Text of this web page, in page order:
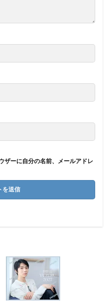
ザーに自分の名前、メールアドレ